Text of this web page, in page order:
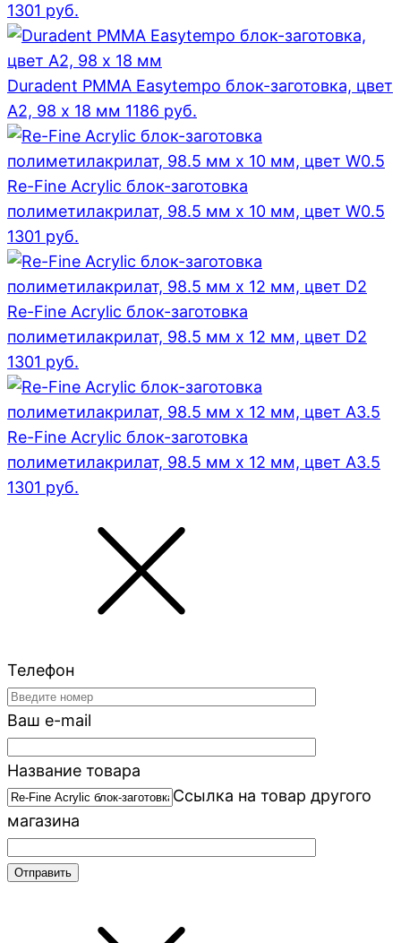
1301 руб.
Duradent PMMA Easytempo блок-заготовка, цвет
А2, 98 x 18 мм 1186 руб.
Re-Fine Acrylic блок-заготовка
полиметилакрилат, 98.5 мм x 10 мм, цвет W0.5
1301 руб.
Re-Fine Acrylic блок-заготовка
полиметилакрилат, 98.5 мм x 12 мм, цвет D2
1301 руб.
Re-Fine Acrylic блок-заготовка
полиметилакрилат, 98.5 мм x 12 мм, цвет A3.5
1301 руб.
Телефон
Ваш e-mail
Название товара
Ссылка на товар другого
магазина